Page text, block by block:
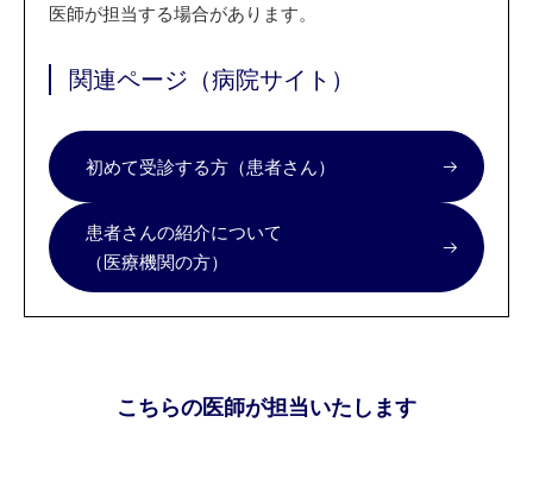
医師が担当する場合があります。
関連ページ（病院サイト）
初めて受診する方（患者さん）
患者さんの紹介について
（医療機関の方）
こちらの医師が担当いたします